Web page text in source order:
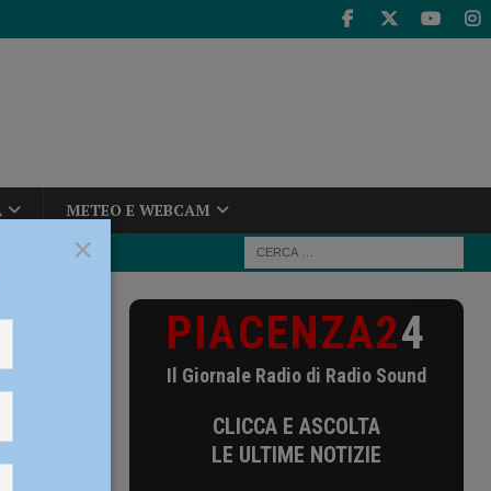
METEO E WEBCAM
del
al
PIACENZA24
Il Giornale Radio di Radio Sound
CLICCA E ASCOLTA
LE ULTIME NOTIZIE
×